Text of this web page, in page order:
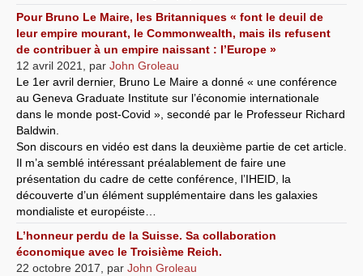
Pour Bruno Le Maire, les Britanniques « font le deuil de
leur empire mourant, le Commonwealth, mais ils refusent
de contribuer à un empire naissant : l’Europe »
12 avril 2021
par John Groleau
Le 1er avril dernier, Bruno Le Maire a donné « une conférence
au Geneva Graduate Institute sur l’économie internationale
dans le monde post-Covid », secondé par le Professeur Richard
Baldwin.
Son discours en vidéo est dans la deuxième partie de cet article.
Il m’a semblé intéressant préalablement de faire une
présentation du cadre de cette conférence, l’IHEID, la
découverte d’un élément supplémentaire dans les galaxies
mondialiste et européiste…
L’honneur perdu de la Suisse. Sa collaboration
économique avec le Troisième Reich.
22 octobre 2017
par John Groleau